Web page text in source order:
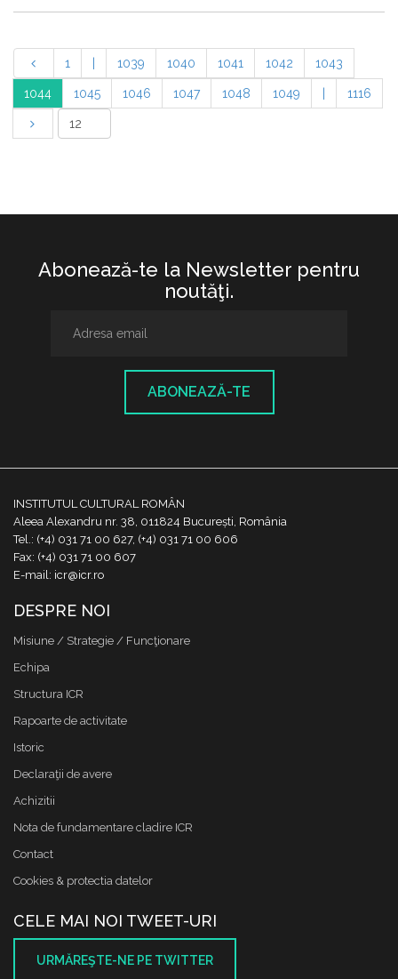
1 1039 1040 1041 1042 1043
1044 1045 1046 1047 1048 1049 1116
Abonează-te la Newsletter pentru
noutăţi.
ABONEAZĂ-TE
INSTITUTUL CULTURAL ROMÂN
Aleea Alexandru nr. 38, 011824 București, România
Tel.: (+4) 031 71 00 627, (+4) 031 71 00 606
Fax: (+4) 031 71 00 607
E-mail: icr@icr.ro
DESPRE NOI
Misiune / Strategie / Funcţionare
Echipa
Structura ICR
Rapoarte de activitate
Istoric
Declaraţii de avere
Achizitii
Nota de fundamentare cladire ICR
Contact
Cookies & protectia datelor
CELE MAI NOI TWEET-URI
URMĂREŞTE-NE PE TWITTER